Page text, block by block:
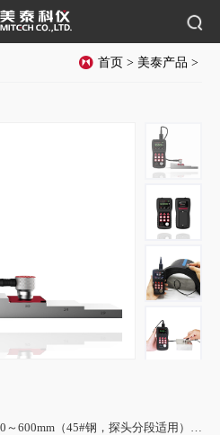
首页 > 美泰产品 >
发射-回波模式0.60～600mm（45#钢，探头分段适用）;回波-回波模式3-100mm（45#钢，P5EE)